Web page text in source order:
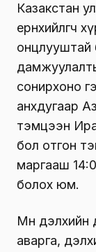
Казакстан
ерөнхийлөгч
онцлууштай
сонирхоно
анхдугаар
тэмцээн
бол отгон
маргааш
болох юм.
Мөн дэлхийн
аварга,